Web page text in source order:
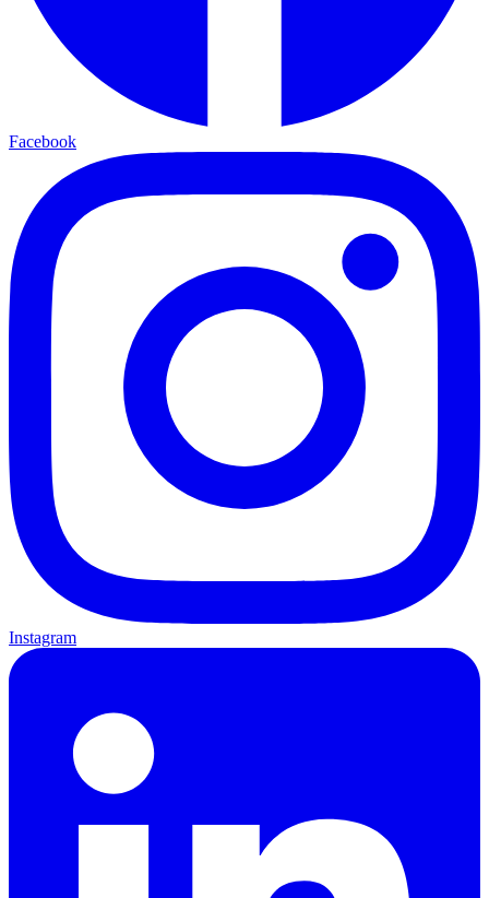
Facebook
Instagram